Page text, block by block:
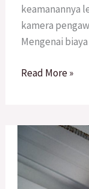
keamanannya
kamera
Mengenai
Read More »